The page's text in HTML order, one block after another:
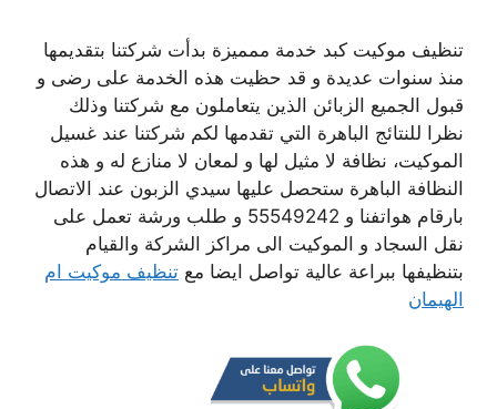
تنظيف موكيت كبد خدمة ممميزة بدأت شركتنا بتقديمها
منذ سنوات عديدة و قد حظيت هذه الخدمة على رضى و
قبول الجميع الزبائن الذين يتعاملون مع شركتنا وذلك
نظرا للنتائج الباهرة التي تقدمها لكم شركتنا عند غسيل
الموكيت، نظافة لا مثيل لها و لمعان لا منازع له و هذه
النظافة الباهرة ستحصل عليها سيدي الزبون عند الاتصال
بارقام هواتفنا و 55549242 و طلب ورشة تعمل على
نقل السجاد و الموكيت الى مراكز الشركة والقيام
بتنظيفها ببراعة عالية تواصل ايضا مع تنظيف موكيت ام
الهيمان